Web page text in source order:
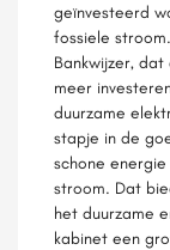
geïnvesteerd
fossiele
Bankwijzer,
meer
duurzame
stapje in de
schone
stroom. Dat
het duurzame
kabinet een